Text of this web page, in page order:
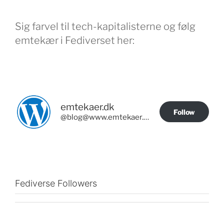
Sig farvel til tech-kapitalisterne og følg
emtekær i Fediverset her:
emtekaer.dk
@blog@www.emtekaer.dk
Follow
Fediverse Followers